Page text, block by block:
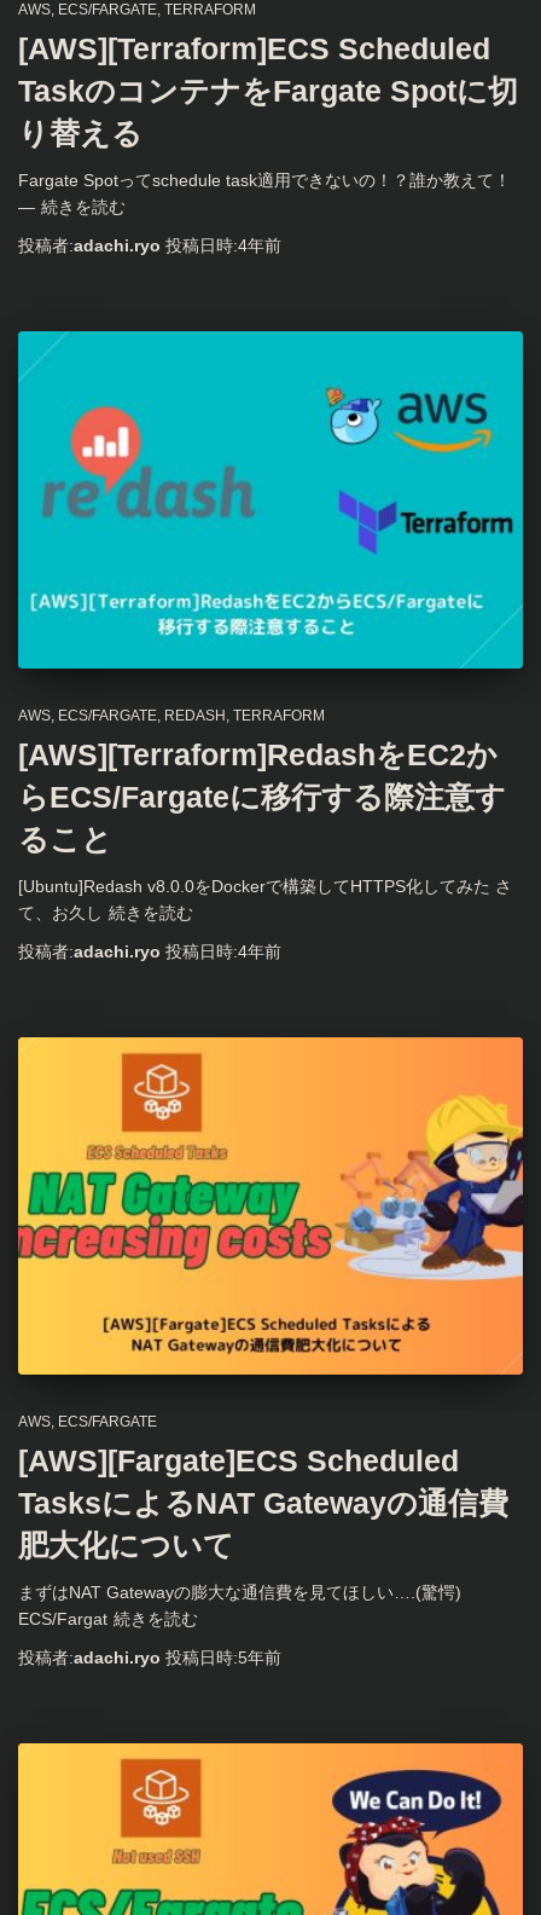
AWS ECS/FARGATE TERRAFORM
[AWS][Terraform]ECS Scheduled
TaskのコンテナをFargate Spotに切
り替える
Fargate Spotってschedule task適用できないの！？誰か教えて！
— 続きを読む
投稿者:adachi.ryo 投稿日時:4年前
AWS ECS/FARGATE REDASH TERRAFORM
[AWS][Terraform]RedashをEC2か
らECS/Fargateに移行する際注意す
ること
[Ubuntu]Redash v8.0.0をDockerで構築してHTTPS化してみた さ
て、お久し 続きを読む
投稿者:adachi.ryo 投稿日時:4年前
AWS ECS/FARGATE
[AWS][Fargate]ECS Scheduled
TasksによるNAT Gatewayの通信費
肥大化について
まずはNAT Gatewayの膨大な通信費を見てほしい….(驚愕)
ECS/Fargat 続きを読む
投稿者:adachi.ryo 投稿日時:5年前